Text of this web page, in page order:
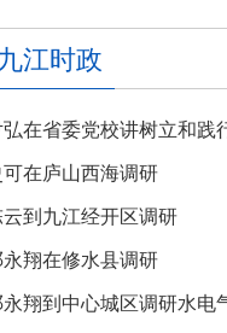
九江时政
在省委党校讲树立和践
育专题党课
可在庐山西海调研
云到九江经开区调研
翔在修水县调研
翔到中心城区调研水电